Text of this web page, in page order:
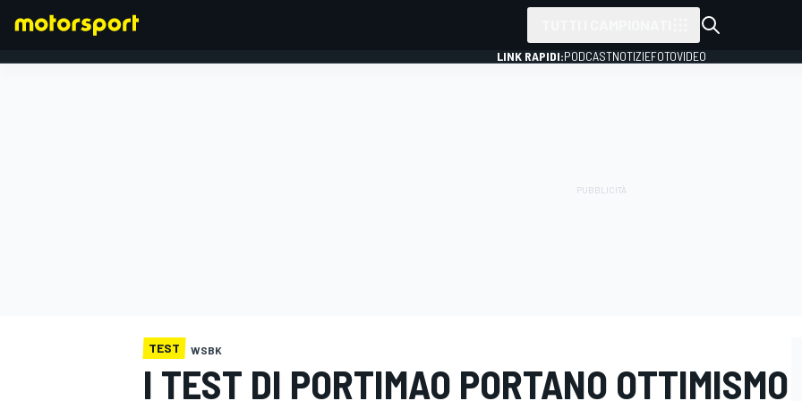
LINK RAPIDI:PODCASTNOTIZIEFOTOVIDEO
TEST WSBK
I TEST DI PORTIMAO PORTANO OTTIMISMO